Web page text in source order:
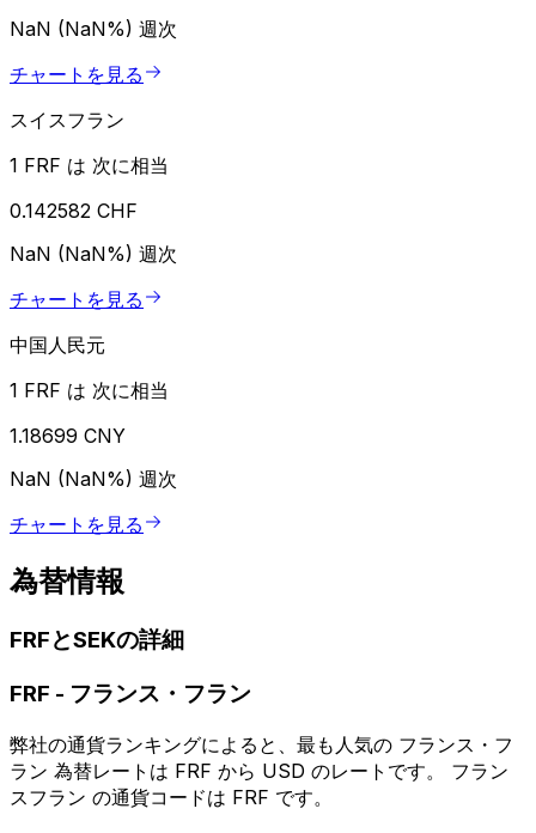
NaN (NaN%) 週次
チャートを見る
スイスフラン
1 FRF は 次に相当
0.142582 CHF
NaN (NaN%) 週次
チャートを見る
中国人民元
1 FRF は 次に相当
1.18699 CNY
NaN (NaN%) 週次
チャートを見る
為替情報
FRFとSEKの詳細
FRF - フランス・フラン
弊社の通貨ランキングによると、最も人気の フランス・フ
ラン 為替レートは FRF から USD のレートです。 フラン
スフラン の通貨コードは FRF です。